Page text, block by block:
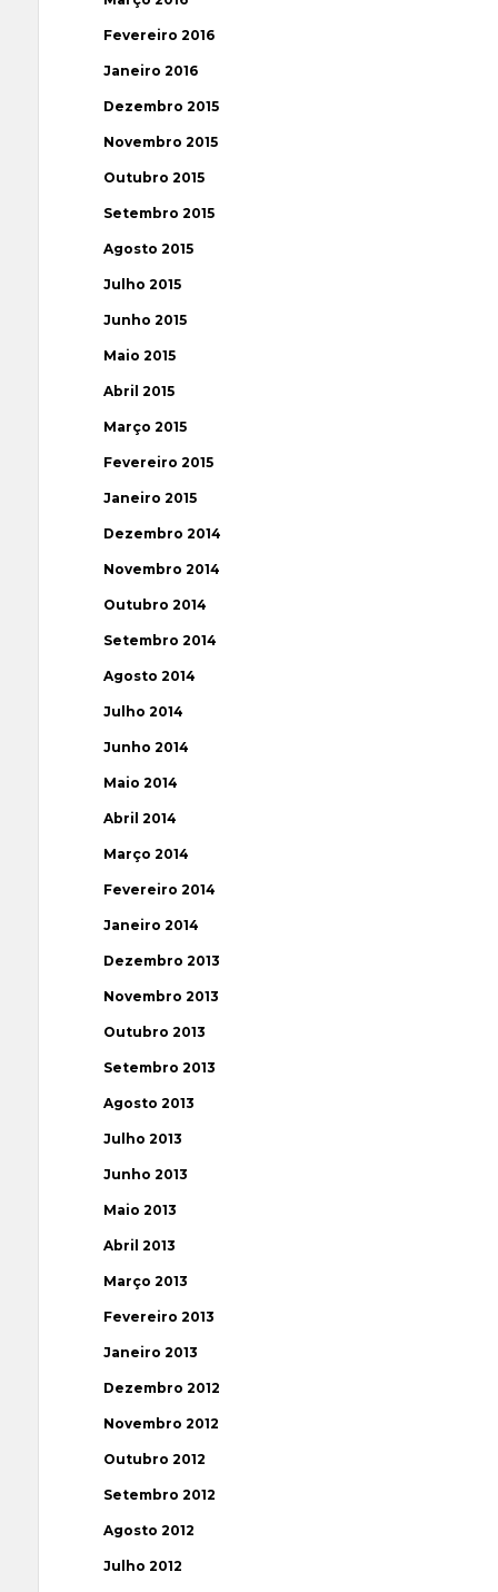
Fevereiro 2016
Janeiro 2016
Dezembro 2015
Novembro 2015
Outubro 2015
Setembro 2015
Agosto 2015
Julho 2015
Junho 2015
Maio 2015
Abril 2015
Março 2015
Fevereiro 2015
Janeiro 2015
Dezembro 2014
Novembro 2014
Outubro 2014
Setembro 2014
Agosto 2014
Julho 2014
Junho 2014
Maio 2014
Abril 2014
Março 2014
Fevereiro 2014
Janeiro 2014
Dezembro 2013
Novembro 2013
Outubro 2013
Setembro 2013
Agosto 2013
Julho 2013
Junho 2013
Maio 2013
Abril 2013
Março 2013
Fevereiro 2013
Janeiro 2013
Dezembro 2012
Novembro 2012
Outubro 2012
Setembro 2012
Agosto 2012
Julho 2012